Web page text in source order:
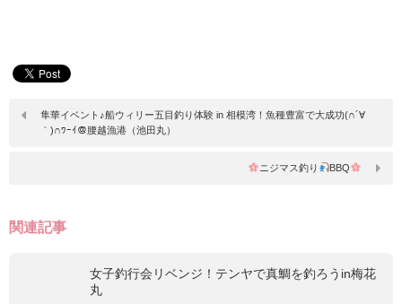
隼華イベント♪船ウィリー五目釣り体験 in 相模湾！魚種豊富で大成功(∩´∀
｀)∩ﾜｰｲ＠腰越漁港（池田丸）
ニジマス釣り BBQ
関連記事
女子釣行会リベンジ！テンヤで真鯛を釣ろうin梅花
丸